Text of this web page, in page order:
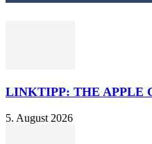
LINKTIPP: THE APPLE
5. August 2026